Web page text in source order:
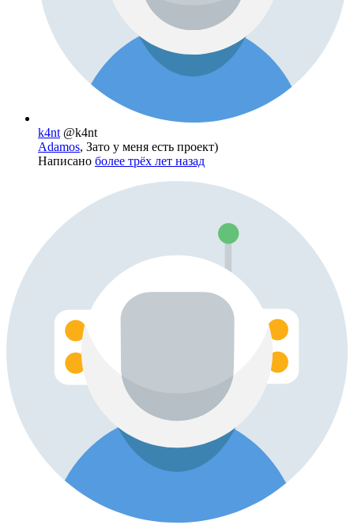
k4nt @k4nt
Adamos, Зато у меня есть проект)
Написано более трёх лет назад